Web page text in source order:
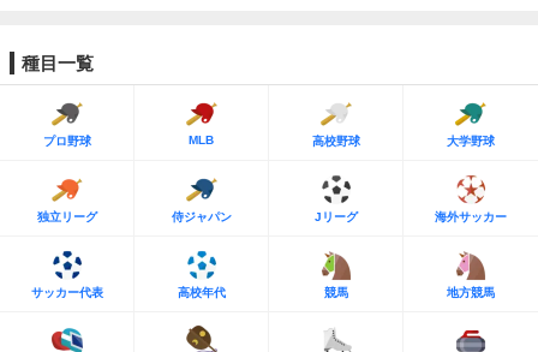
種目一覧
プロ野球 MLB 高校野球 大学野球
独立リーグ 侍ジャパン Jリーグ 海外サッカー
サッカー代表 高校年代 競馬 地方競馬